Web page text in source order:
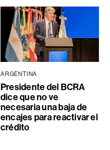
ARGENTINA
Presidente del BCRA
dice que no ve
necesaria una baja de
encajes para reactivar el
crédito